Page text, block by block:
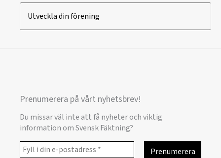
Utveckla din förening
Prenumerera på vårt nyhetsbrev!
Du missar väl inte att få nyheter och viktig
information om Svensk Fäktning?